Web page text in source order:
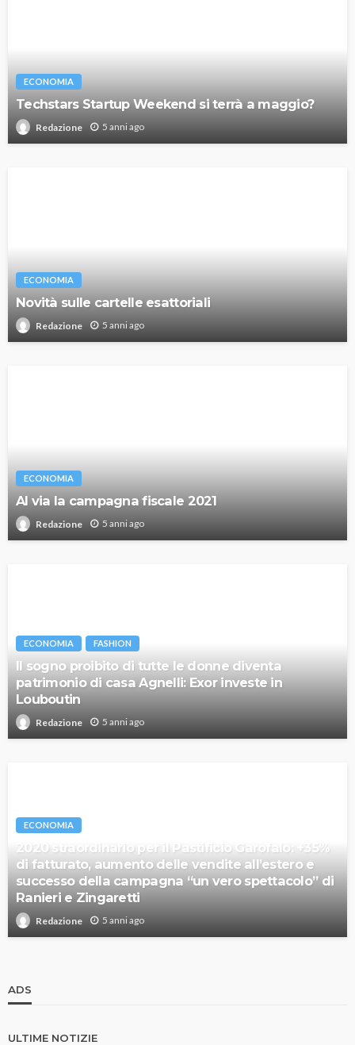
ECONOMIA
Techstars Startup Weekend si terrà a maggio?
Redazione 5 anni ago
ECONOMIA
Novità sulle cartelle esattoriali
Redazione 5 anni ago
ECONOMIA
Al via la campagna fiscale 2021
Redazione 5 anni ago
ECONOMIA FASHION
Il sogno proibito di tutte le donne diventa
patrimonio di casa Agnelli: Exor investe in
Louboutin
Redazione 5 anni ago
ECONOMIA
2020 straordinario per il Pastificio Garofalo: +35%
di fatturato, aumento delle vendite all’estero e
successo della campagna “un vero spettacolo” di
Ranieri e Zingaretti
Redazione 5 anni ago
ADS
ULTIME NOTIZIE